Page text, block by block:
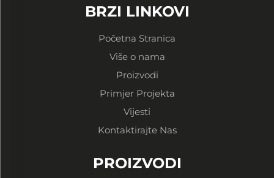
BRZI LINKOVI
Početna Stranica
Više o nama
Proizvodi
Primjer Projekta
Vijesti
Kontaktirajte Nas
PROIZVODI